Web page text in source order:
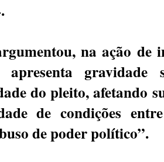
na ação
apresenta
do pleito, afetando
de condições
de poder político”.